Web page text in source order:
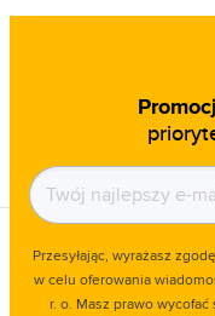
Przesyłając, wyrażasz
w celu oferowania
r. o. Masz prawo